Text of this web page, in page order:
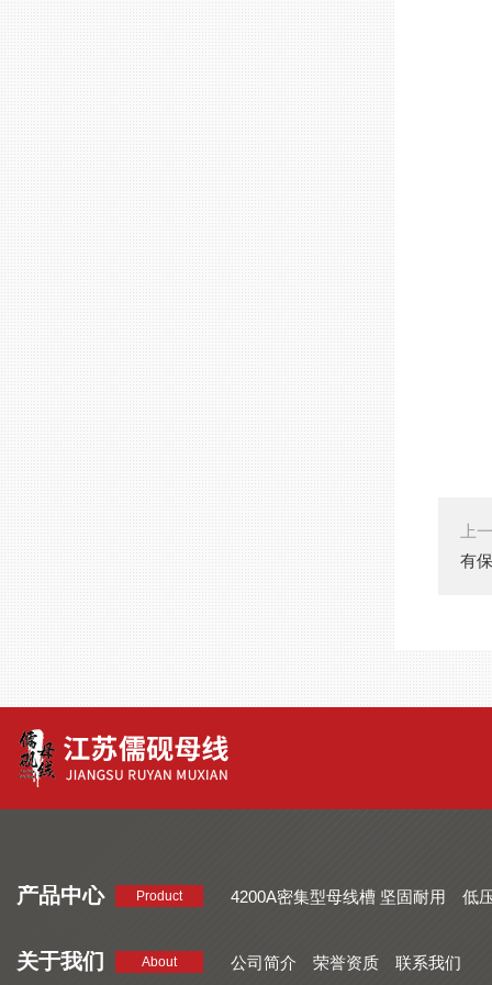
上
有
产品中心 Product 4200A密集型母线槽 坚固耐用
低
关于我们 About 公司简介 荣誉资质 联系我们